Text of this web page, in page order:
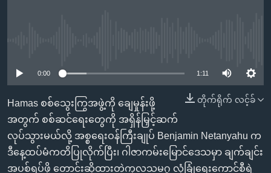
စာမျက်နှာ
သို့
ကျော်
ကြည့်
ဗွီအိုအေ လူမှုကွန်ယက်များ
0:00 1:11
တိုက်ရိုက် လင့်ခ်
Hamas စစ်သွေးကြွအဖွဲ့ကို ချေမှုန်းဖို့
အတွက် စစ်ဆင်ရေးတွေကို အရှိန်မြှင့်ဆက်
လုပ်သွားမယ်လို့ အစ္စရေးဝန်ကြီးချုပ် Benjamin Netanyahu က
ဒီနေ့ထပ်မံကတိပြုလိုက်ပြီး၊ ဂါဇာကမ်းမြောင်ဒေသမှာ ချက်ချင်း
အပစ်ရပ်ဖို့ တောင်းဆိုထားတဲ့ကုလသမဂ္ဂ လုံခြုံရေးကောင်စီရဲ့